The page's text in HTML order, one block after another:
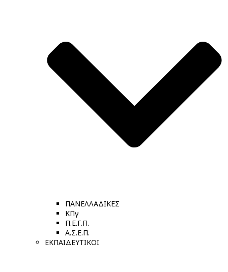
ΠΑΝΕΛΛΑΔΙΚΕΣ
ΚΠγ
Π.Ε.Γ.Π.
Α.Σ.Ε.Π.
ΕΚΠΑΙΔΕΥΤΙΚΟΙ